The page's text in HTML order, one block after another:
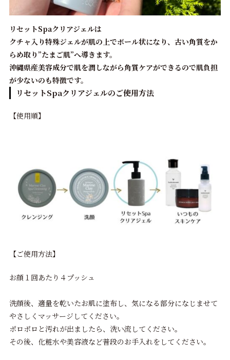
リセットSpaクリアジェルは
クチャ入り特殊ジェルが肌の上でボール状になり、古い角質をか
らめ取り”たまご肌”へ導きます。
沖縄県産美容成分で肌を潤しながら角質ケアができるので肌負担
が少ないのも特徴です。
リセットSpaクリアジェルのご使用方法
【使用順】
【ご使用方法】
お顔１回あたり４プッシュ
洗顔後、適量を乾いたお肌に塗布し、気になる部分になじませて
やさしくマッサージしてください。
ポロポロと汚れが出ましたら、洗い流してください。
その後、化粧水や美容液など普段のお手入れをしてください。